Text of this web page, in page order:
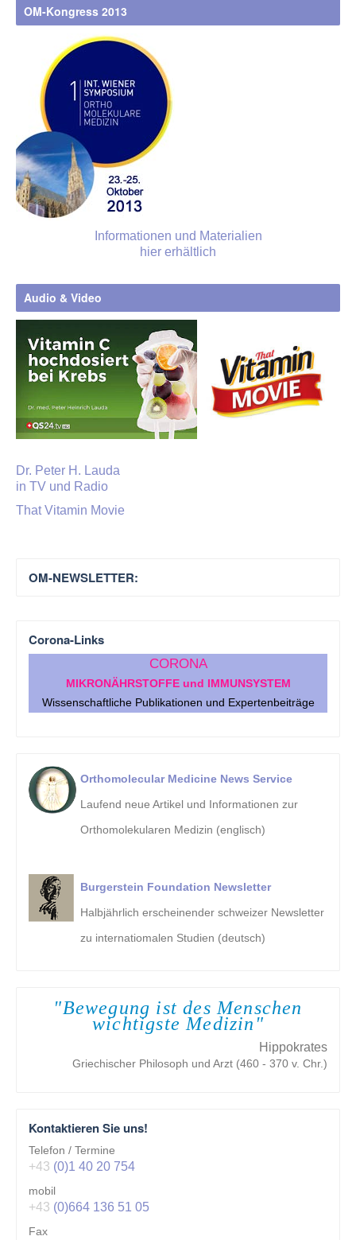
OM-Kongress 2013
Informationen und Materialien
hier erhältlich
Audio & Video
Dr. Peter H. Lauda
in TV und Radio
That Vitamin Movie
OM-NEWSLETTER:
Corona-Links
CORONA
MIKRONÄHRSTOFFE und IMMUNSYSTEM
Wissenschaftliche Publikationen und Expertenbeiträge
Orthomolecular Medicine News Service
Laufend neue Artikel und Informationen zur
Orthomolekularen Medizin (englisch)
Burgerstein Foundation Newsletter
Halbjährlich erscheinender schweizer Newsletter
zu internatiomalen Studien (deutsch)
"Bewegung ist des Menschen
wichtigste Medizin"
Hippokrates
Griechischer Philosoph und Arzt (460 - 370 v. Chr.)
Kontaktieren Sie uns!
Telefon / Termine
+43 (0)1 40 20 754
mobil
+43 (0)664 136 51 05
Fax